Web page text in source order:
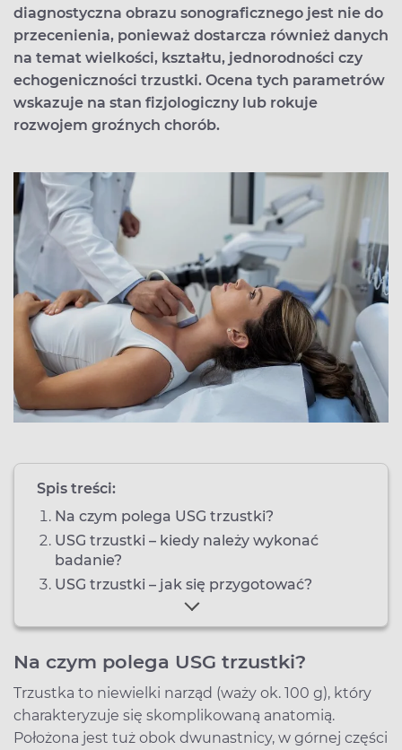
diagnostyczna obrazu sonograficznego jest nie do
przecenienia, ponieważ dostarcza również danych
na temat wielkości, kształtu, jednorodności czy
echogeniczności trzustki. Ocena tych parametrów
wskazuje na stan fizjologiczny lub rokuje
rozwojem groźnych chorób.
Spis treści:
Na czym polega USG trzustki?
USG trzustki – kiedy należy wykonać
badanie?
USG trzustki – jak się przygotować?
Na czym polega USG trzustki?
Trzustka to niewielki narząd (waży ok. 100 g), który
charakteryzuje się skomplikowaną anatomią.
Położona jest tuż obok dwunastnicy, w górnej części